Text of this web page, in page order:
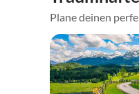
Plane deinen